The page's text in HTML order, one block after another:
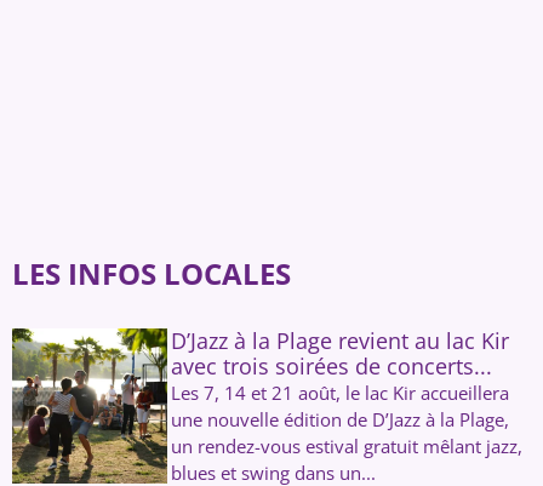
LES INFOS LOCALES
D’Jazz à la Plage revient au lac Kir
avec trois soirées de concerts...
Les 7, 14 et 21 août, le lac Kir accueillera
une nouvelle édition de D’Jazz à la Plage,
un rendez-vous estival gratuit mêlant jazz,
blues et swing dans un...